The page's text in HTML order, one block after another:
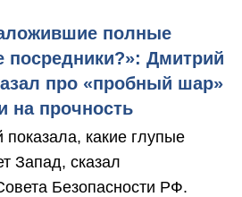
полные
Дмитрий
про «пробный шар»
на прочность
показала, какие глупые
Запад, сказал
Безопасности РФ.